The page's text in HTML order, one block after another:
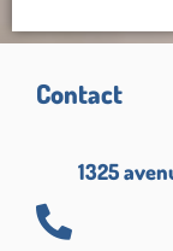
Contact
1325